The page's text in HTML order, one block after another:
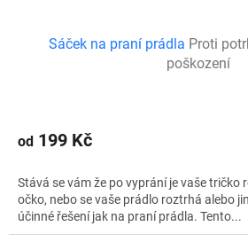
Sáček na praní prádla Proti
poškození
od 199 Kč
Stává se vám že po vyprání je vaše tričko
očko, nebo se vaše prádlo roztrhá alebo
účinné řešení jak na praní prádla. Tento...